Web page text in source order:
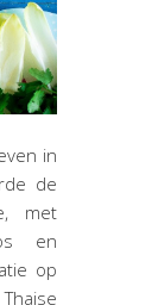
in
de
met
en
op